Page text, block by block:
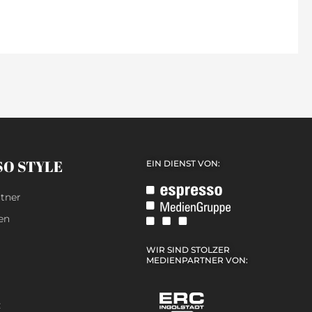
STYLE EIN DIENST VON:
WIR SIND STOLZER
MEDIENPARTNER VON: